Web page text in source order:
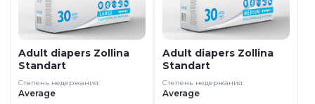
Adult diapers Zollina
Standart
Степень недержания:
Average
Adult diapers Zollina
Standart
Степень недержания:
Average